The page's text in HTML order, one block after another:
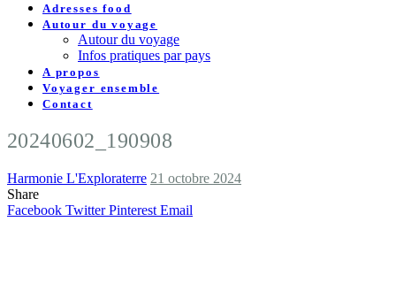
Adresses food
Autour du voyage
Autour du voyage
Infos pratiques par pays
A propos
Voyager ensemble
Contact
20240602_190908
Harmonie L'Exploraterre 21 octobre 2024
Share
Facebook Twitter Pinterest Email